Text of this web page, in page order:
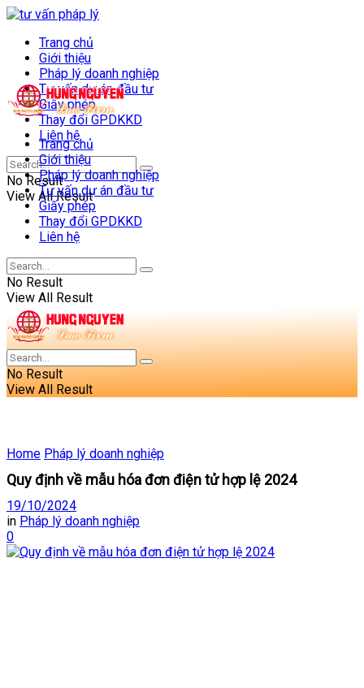
Trang chủ
Giới thiệu
Pháp lý doanh nghiệp
Tư vấn dự án đầu tư
Giấy phép
Thay đổi GPDKKD
Liên hệ
No Result
View All Result
Trang chủ
Giới thiệu
Pháp lý doanh nghiệp
Tư vấn dự án đầu tư
Giấy phép
Thay đổi GPDKKD
Liên hệ
No Result
View All Result
No Result
View All Result
Home Pháp lý doanh nghiệp
Quy định về mẫu hóa đơn điện tử hợp lệ 2024
19/10/2024
in Pháp lý doanh nghiệp
0